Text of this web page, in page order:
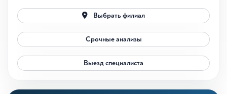
Выбрать филиал
Срочные анализы
Выезд специалиста